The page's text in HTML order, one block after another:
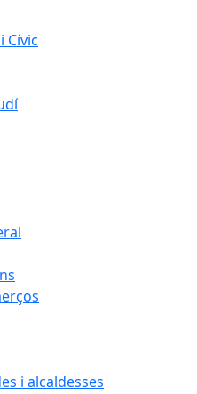
Cívic
i alcaldesses